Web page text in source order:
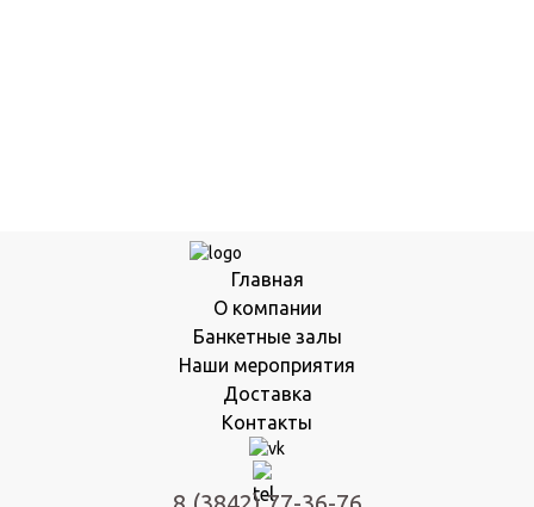
Главная
О компании
Банкетные залы
Наши мероприятия
Доставка
Контакты